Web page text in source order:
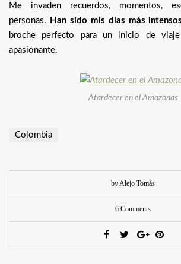
Me invaden recuerdos, momentos,
personas.
Han sido mis días más
broche perfecto para un inicio de
apasionante.
Atardecer en el Amazonas
Colombia
by Alejo Tomás
6 Comments